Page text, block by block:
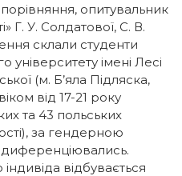
порівняння, опитувальник
Г. У. Солдатової, С. В.
склали студенти
університету імені Лесі
(м. Б’яла Підляска,
від 17-21 року
та 43 польських
за гендерною
відбувається